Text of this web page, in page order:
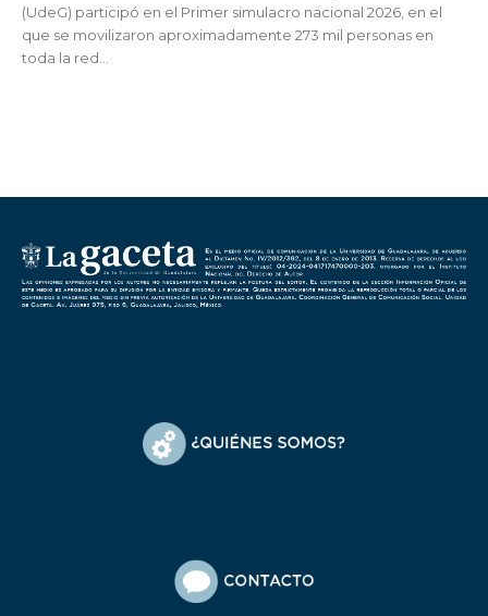
(UdeG) participó en el Primer simulacro nacional 2026, en el
que se movilizaron aproximadamente 273 mil personas en
toda la red...